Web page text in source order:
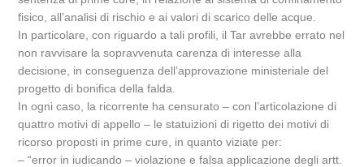
fisico, all’analisi di rischio e ai valori di scarico delle acque.
In particolare, con riguardo a tali profili, il Tar avrebbe errato nel
non ravvisare la sopravvenuta carenza di interesse alla
decisione, in conseguenza dell’approvazione ministeriale del
progetto di bonifica della falda.
In ogni caso, la ricorrente ha censurato – con l’articolazione di
quattro motivi di appello – le statuizioni di rigetto dei motivi di
ricorso proposti in prime cure, in quanto viziate per:
– “error in iudicando – violazione e falsa applicazione degli artt.